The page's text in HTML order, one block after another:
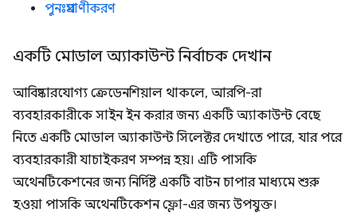
পুনঃপ্রমাণীকরণ
একটি মোডাল অ্যাকাউন্ট নির্বাচক দেখান
আবিষ্কারযোগ্য ক্রেডেনশিয়াল থাকলে, আরপি-রা
ব্যবহারকারীকে সাইন ইন করার জন্য একটি অ্যাকাউন্ট বেছে
নিতে একটি মোডাল অ্যাকাউন্ট সিলেক্টর দেখাতে পারে, যার পরে
ব্যবহারকারী যাচাইকরণ সম্পন্ন হয়। এটি পাসকি
অথেনটিকেশনের জন্য নির্দিষ্ট একটি বাটন চাপার মাধ্যমে শুরু
হওয়া পাসকি অথেনটিকেশন ফ্লো-এর জন্য উপযুক্ত।